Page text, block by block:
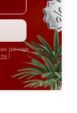
данных